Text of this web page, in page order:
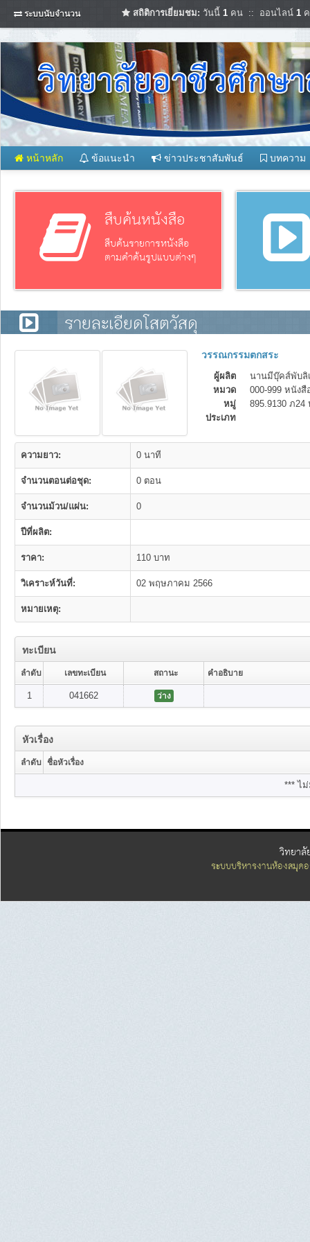
ระบบนับจำนวน สถิติการเยี่ยมชม: วันนี้ 1 คน :: ออนไลน์ 1
หน้าหลัก ข้อแนะนำ ข่าวประชาสัมพันธ์ บทความ
สืบค้นหนังสือ
สืบค้นรายการหนังสือ
ตามคำค้นรูปแบบต่างๆ
รายละเอียดโสตวัสดุ
วรรณกรรมตกสระ
ผู้ผลิต
นานมีบุ๊คส์พับลิ
หมวด
000-999 หนัง
หมู่
895.9130 ภ
ประเภท
ความยาว: 0 นาที
จำนวนตอนต่อชุด: 0 ตอน
จำนวนม้วน/แผ่น: 0
ปีที่ผลิต:
ราคา: 110 บาท
วิเคราะห์วันที่: 02 พฤษภาคม 2566
หมายเหตุ:
ทะเบียน
ลำดับ เลขทะเบียน สถานะ คำอธิบาย
1 041662 ว่าง
หัวเรื่อง
ลำดับ ชื่อหัวเรื่อง
*** ไ
วิทยาลั
ระบบบริหารงานห้องสมุด